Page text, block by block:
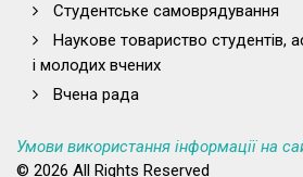
Студентське самоврядування
Наукове товариство студентів,
і молодих вчених
Вчена рада
Умови використання інформації на
© 2026 All Rights Reserved